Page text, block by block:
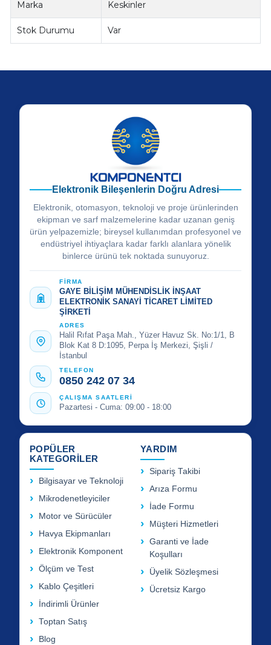
Marka Keskinler
Stok Durumu Var
Elektronik Bileşenlerin Doğru Adresi
Elektronik, otomasyon, teknoloji ve proje ürünlerinden
ekipman ve sarf malzemelerine kadar uzanan geniş
ürün yelpazemizle; bireysel kullanımdan profesyonel ve
endüstriyel ihtiyaçlara kadar farklı alanlara yönelik
binlerce ürünü tek noktada sunuyoruz.
FİRMA
GAYE BİLİŞİM MÜHENDİSLİK İNŞAAT
ELEKTRONİK SANAYİ TİCARET LİMİTED
ŞİRKETİ
ADRES
Halil Rıfat Paşa Mah., Yüzer Havuz Sk. No:1/1, B
Blok Kat 8 D:1095, Perpa İş Merkezi, Şişli /
İstanbul
TELEFON
0850 242 07 34
ÇALIŞMA SAATLERİ
Pazartesi - Cuma: 09:00 - 18:00
POPÜLER
KATEGORİLER
Bilgisayar ve Teknoloji
Mikrodenetleyiciler
Motor ve Sürücüler
Havya Ekipmanları
Elektronik Komponent
Ölçüm ve Test
Kablo Çeşitleri
İndirimli Ürünler
Toptan Satış
Blog
YARDIM
Sipariş Takibi
Arıza Formu
İade Formu
Müşteri Hizmetleri
Garanti ve İade
Koşulları
Üyelik Sözleşmesi
Ücretsiz Kargo